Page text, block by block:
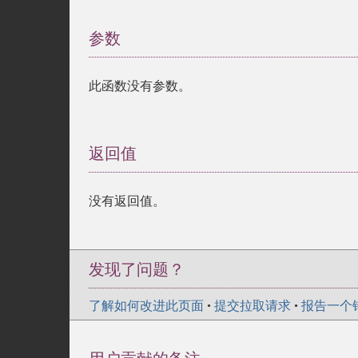
参数
此函数没有参数。
返回值
没有返回值。
发现了问题？
了解如何改进此页面 • 提交拉取请求 • 报告一个